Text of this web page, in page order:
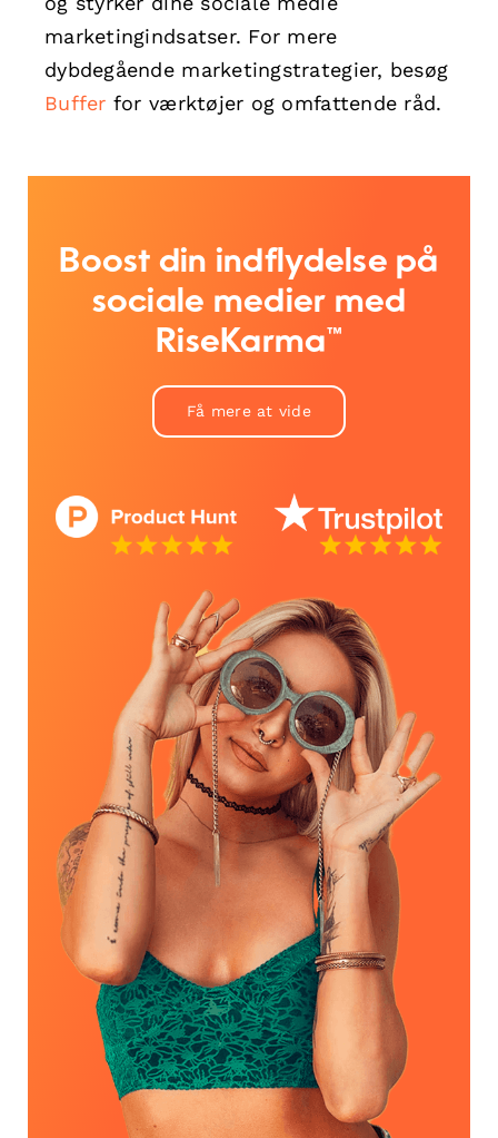
marketingindsatser. For mere
dybdegående marketingstrategier, besøg
Buffer for værktøjer og omfattende råd.
Boost din indflydelse på
sociale medier med
RiseKarma™
Få mere at vide